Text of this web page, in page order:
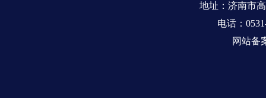
地址：济南市
电话：
网站备